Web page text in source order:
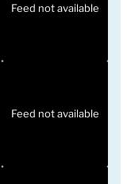
Feed not available
Feed not available